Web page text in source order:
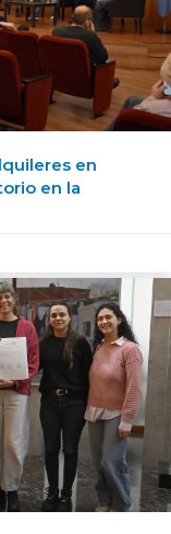
en
en la